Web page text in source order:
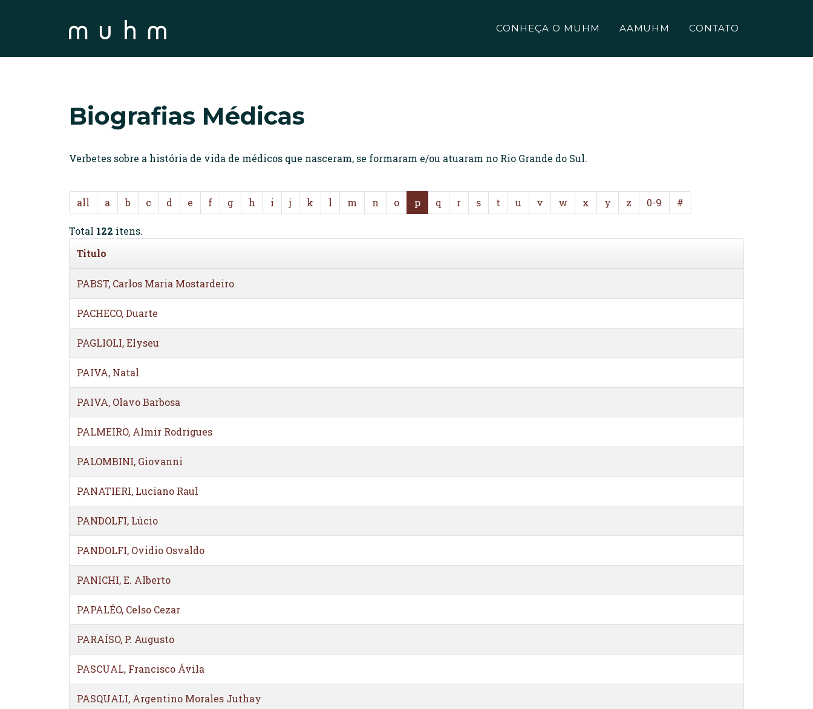
CONHEÇA O MUHM AAMUHM CONTATO
Biografias Médicas
Verbetes sobre a história de vida de médicos que nasceram, se formaram e/ou atuaram no Rio Grande do Sul.
all a b c d e f g h i j k l m n o p q r s t u v w x y z 0-9 #
Total 122 itens.
Titulo
PABST, Carlos Maria Mostardeiro
PACHECO, Duarte
PAGLIOLI, Elyseu
PAIVA, Natal
PAIVA, Olavo Barbosa
PALMEIRO, Almir Rodrigues
PALOMBINI, Giovanni
PANATIERI, Luciano Raul
PANDOLFI, Lúcio
PANDOLFI, Ovidio Osvaldo
PANICHI, E. Alberto
PAPALÉO, Celso Cezar
PARAÍSO, P. Augusto
PASCUAL, Francisco Ávila
PASQUALI, Argentino Morales Juthay